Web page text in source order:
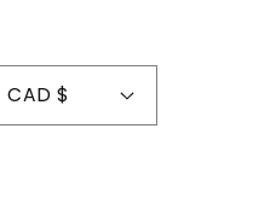
Canada | CAD $